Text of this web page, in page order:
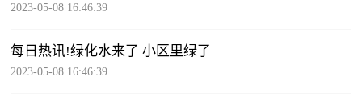
2023-05-08 16:46:39
每日热讯!绿化水来了 小区里绿了
2023-05-08 16:46:39